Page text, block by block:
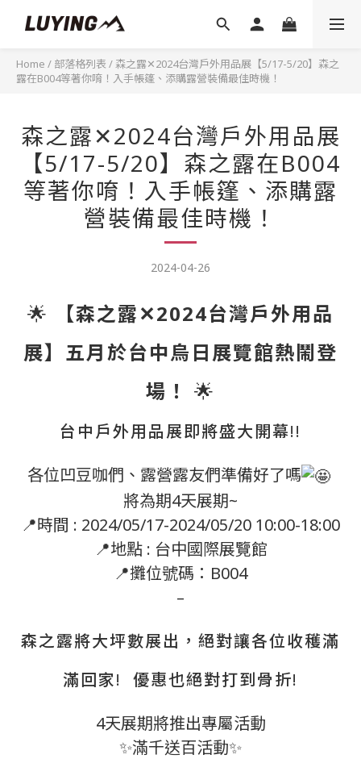
Home / 部落格列表 /森之露✕2024台灣戶外用品展【5/17-5/20】森之
露在B004等著你唷！入手帳篷、添購露營裝備最佳時機！
森之露✕2024台灣戶外用品展
【5/17-5/20】森之露在B004
等著你唷！入手帳篷、添購露
營裝備最佳時機！
2024-04-26
🌟
【森之露✕2024台灣戶外用品
展】五月於台中烏日展覽館熱鬧登
場！
🌟
台中戶外用品展即將盛大開幕!!
各位凹豆咖們、露營露友們準備好了嗎
將為期4天展期~
📍時間 : 2024/05/17-2024/05/20 10:00-18:00
📍地點 : 台中國際展覽館
📍攤位號碼：B004
–
森之露將大坪數展出，絕對讓各位收穫滿
滿回家! 優惠也絕對打到骨折!
4天展期將推出專屬活動
✨滿千送百活動✨